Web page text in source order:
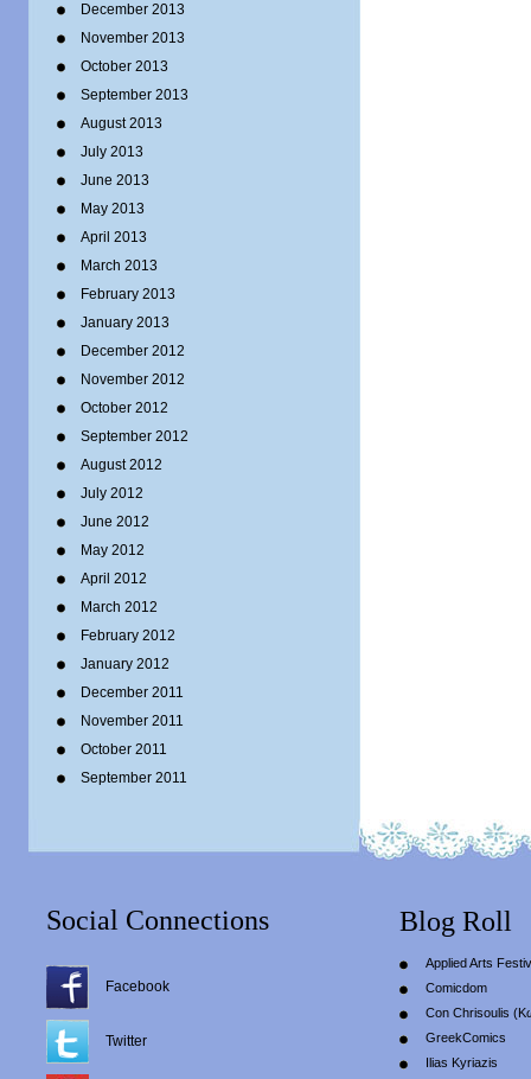
December 2013
November 2013
October 2013
September 2013
August 2013
July 2013
June 2013
May 2013
April 2013
March 2013
February 2013
January 2013
December 2012
November 2012
October 2012
September 2012
August 2012
July 2012
June 2012
May 2012
April 2012
March 2012
February 2012
January 2012
December 2011
November 2011
October 2011
September 2011
Social Connections
Facebook
Twitter
Blog Roll
Applied Arts
Comicdom
Con Chrisoulis
GreekComics
Ilias Kyriazis